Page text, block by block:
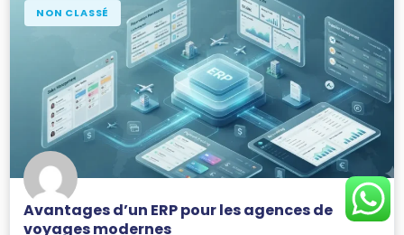
NON CLASSÉ
Avantages d’un ERP pour les agences de
voyages modernes